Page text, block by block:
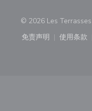
© 2026 Les
免责声明
((在新窗口中打开))
使用条款
((在